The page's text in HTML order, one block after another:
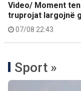
Video/ Moment
truprojat largojnë
07/08 22:43
Sport »